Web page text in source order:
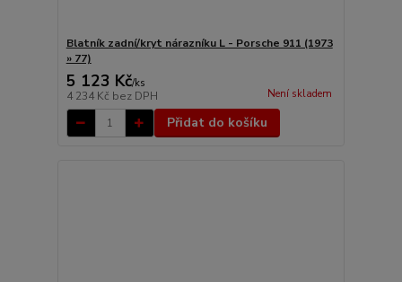
Blatník zadní/kryt nárazníku L - Porsche 911 (1973
» 77)
5 123 Kč/ks
4 234 Kč bez DPH Není skladem
Přidat do košíku